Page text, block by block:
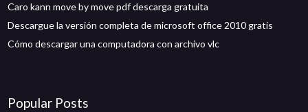
Caro kann move by move pdf descarga gratuita
Descargue la versión completa de microsoft office 2010 gratis
Cómo descargar una computadora con archivo vlc
Popular Posts